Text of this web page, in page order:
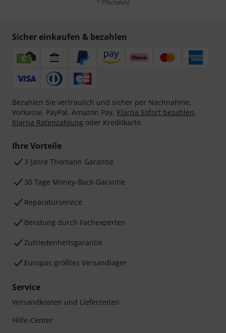
* Pflichtfeld
Sicher einkaufen & bezahlen
Bezahlen Sie vertraulich und sicher per Nachnahme,
Vorkasse, PayPal, Amazon Pay, Klarna Sofort bezahlen,
Klarna Ratenzahlung oder Kreditkarte.
Ihre Vorteile
3 Jahre Thomann Garantie
30 Tage Money-Back-Garantie
Reparaturservice
Beratung durch Fachexperten
Zufriedenheitsgarantie
Europas größtes Versandlager
Service
Versandkosten und Lieferzeiten
Hilfe-Center